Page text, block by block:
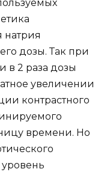
дозы. Так при
2 раза дозы
увеличении
контрастного
времени. Но